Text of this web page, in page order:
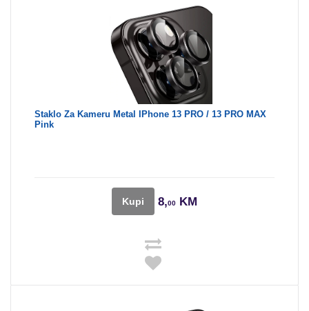
Staklo Za Kameru Metal IPhone 13 PRO / 13 PRO MAX
Pink
Kupi 8,00 KM